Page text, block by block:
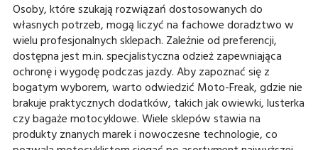
Osoby, które szukają rozwiązań dostosowanych do
własnych potrzeb, mogą liczyć na fachowe doradztwo w
wielu profesjonalnych sklepach. Zależnie od preferencji,
dostępna jest m.in. specjalistyczna odzież zapewniająca
ochronę i wygodę podczas jazdy. Aby zapoznać się z
bogatym wyborem, warto odwiedzić Moto-Freak, gdzie nie
brakuje praktycznych dodatków, takich jak owiewki, lusterka
czy bagaże motocyklowe. Wiele sklepów stawia na
produkty znanych marek i nowoczesne technologie, co